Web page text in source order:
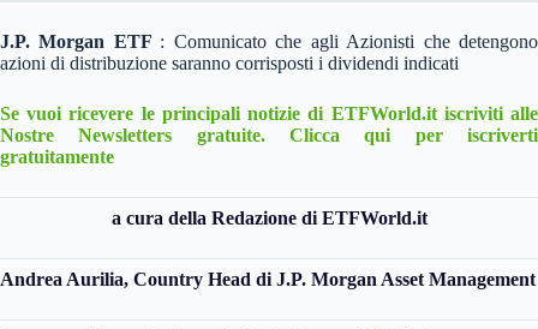
J.P. Morgan ETF : Comunicato che agli Azionisti che detengono
azioni di distribuzione saranno corrisposti i dividendi indicati
Se vuoi ricevere le principali notizie di ETFWorld.it iscriviti alle
Nostre Newsletters gratuite. Clicca qui per iscriverti
gratuitamente
a cura della Redazione di ETFWorld.it
Andrea Aurilia, Country Head di J.P. Morgan Asset Management